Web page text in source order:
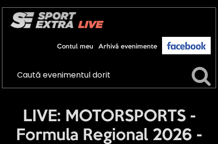
Arhivă evenimente
Contul meu
LIVE: MOTORSPORTS -
Formula Regional 2026 -